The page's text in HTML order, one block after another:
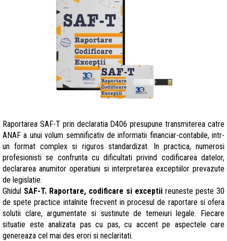
Raportarea SAF-T prin declaratia D406 presupune transmiterea catre
ANAF a unui volum semnificativ de informatii financiar-contabile, intr-
un format complex si riguros standardizat. In practica, numerosi
profesionisti se confrunta cu dificultati privind codificarea datelor,
declararea anumitor operatiuni si interpretarea exceptiilor prevazute
de legislatie.
Ghidul SAF-T. Raportare, codificare si exceptii reuneste peste 30
de spete practice intalnite frecvent in procesul de raportare si ofera
solutii clare, argumentate si sustinute de temeiuri legale. Fiecare
situatie este analizata pas cu pas, cu accent pe aspectele care
genereaza cel mai des erori si neclaritati.